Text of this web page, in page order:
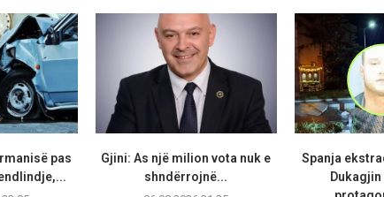
pas
Gjini: As një milion vota nuk e
shndërrojnë...
Spanja